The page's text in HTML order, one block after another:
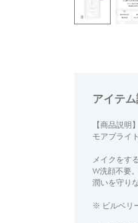
アイテム
【商品説明】
モアブライ
メイクをす
W洗顔不要
潤いを守り
※ ビルベリ